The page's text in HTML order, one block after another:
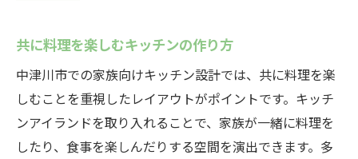
共に料理を楽しむキッチンの作り方
中津川市での家族向けキッチン設計では、共に料理を楽
しむことを重視したレイアウトがポイントです。キッチ
ンアイランドを取り入れることで、家族が一緒に料理を
したり、食事を楽しんだりする空間を演出できます。多